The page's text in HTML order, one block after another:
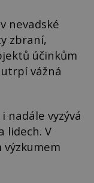
nevadské
zbraní,
účinkům
vážná
nadále vyzývá
lidech. V